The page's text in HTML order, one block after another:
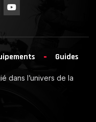
Guides
dans l’univers de la